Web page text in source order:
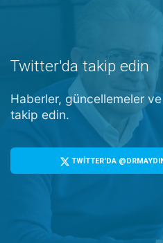
Twitter'da takip edin
Haberler, güncellemeler
takip edin.
TWİTTER'DA